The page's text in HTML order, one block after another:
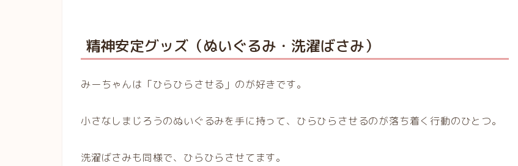
精神安定グッズ（ぬいぐるみ・洗濯ばさみ）
みーちゃんは「ひらひらさせる」のが好きです。
小さなしまじろうのぬいぐるみを手に持って、ひらひらさせるのが落ち着く行動のひとつ。
洗濯ばさみも同様で、ひらひらさせてます。